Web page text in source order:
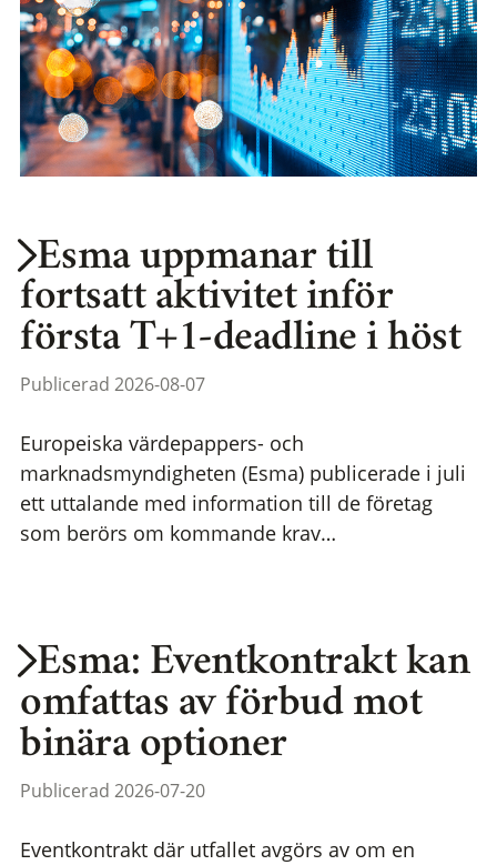
Esma uppmanar till
fortsatt aktivitet inför
första T+1-deadline i höst
Publicerad 2026-08-07
Europeiska värdepappers- och
marknadsmyndigheten (Esma) publicerade i juli
ett uttalande med information till de företag
som berörs om kommande krav…
Esma: Eventkontrakt kan
omfattas av förbud mot
binära optioner
Publicerad 2026-07-20
Eventkontrakt där utfallet avgörs av om en